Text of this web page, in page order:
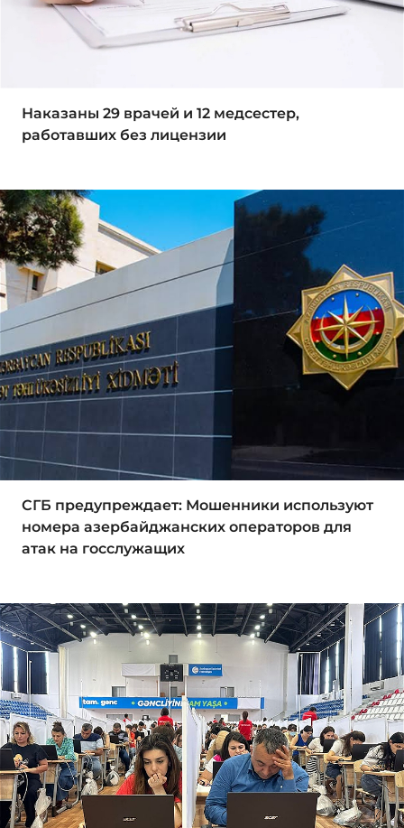
Наказаны 29 врачей и 12 медсестер,
работавших без лицензии
СГБ предупреждает: Мошенники используют
номера азербайджанских операторов для
атак на госслужащих